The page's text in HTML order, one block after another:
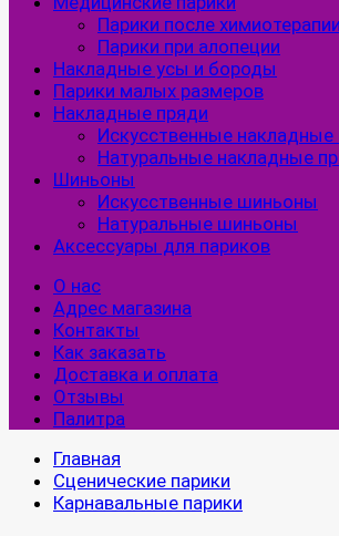
Парики после химиотерапии
Парики при алопеции
Накладные усы и бороды
Парики малых размеров
Накладные пряди
Искусственные накладные
Натуральные накладные
Шиньоны
Искусственные шиньоны
Натуральные шиньоны
Аксессуары для париков
О нас
Адрес магазина
Контакты
Как заказать
Доставка и оплата
Отзывы
Палитра
Главная
Сценические парики
Карнавальные парики